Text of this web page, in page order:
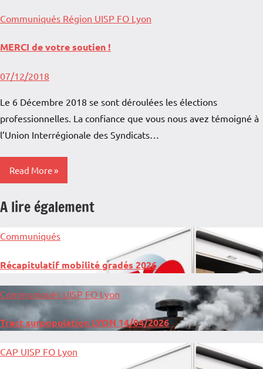
Communiqués Région UISP FO Lyon
MERCI de votre soutien !
07/12/2018
Le 6 Décembre 2018 se sont déroulées les élections
professionnelles. La confiance que vous nous avez témoigné à
l’Union Interrégionale des Syndicats…
Read More
A lire également
Communiqués
Récapitulatif mobilité gradés 2026
Communiqués UISP FO Lyon
Tract surpopulation LYON 14/04/2026
CAP UISP FO Lyon